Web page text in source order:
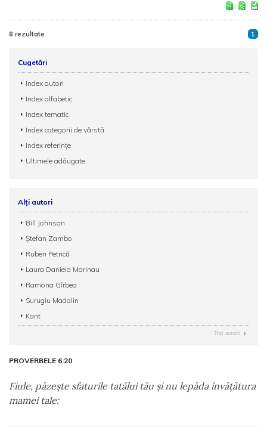
8 rezultate 1
Cugetări
Index autori
Index alfabetic
Index tematic
Index categorii de vârstă
Index referințe
Ultimele adăugate
Alți autori
Bill Johnson
Ștefan Zambo
Ruben Petrică
Laura Daniela Marinau
Ramona Gîrbea
Surugiu Madalin
Kant
Toţi autorii
PROVERBELE 6:20
Fiule, păzeşte sfaturile tatălui tău şi nu lepăda învăţătura
mamei tale: